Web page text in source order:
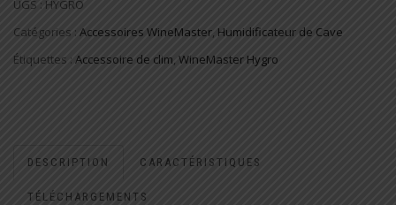
UGS : HYGRO
Catégories : Accessoires WineMaster, Humidificateur de Cave
Étiquettes : Accessoire de clim, WineMaster Hygro
DESCRIPTION CARACTÉRISTIQUES
TÉLÉCHARGEMENTS